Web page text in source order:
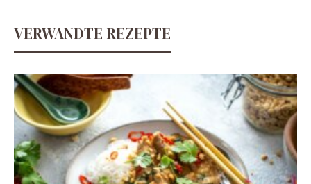
VERWANDTE REZEPTE